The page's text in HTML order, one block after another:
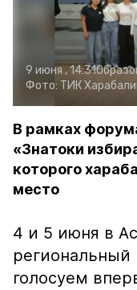
9 июня , 14:31
Фото: ТИК
В рамках
«Знатоки
которого
место
4 и 5 июня в
голосуем